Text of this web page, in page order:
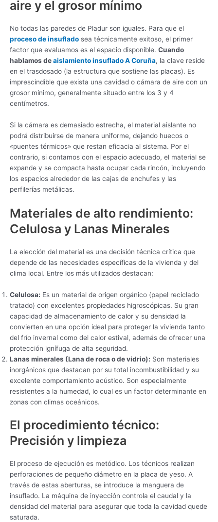
aire y el grosor mínimo
No todas las paredes de Pladur son iguales. Para que el
proceso de insuflado sea técnicamente exitoso, el primer
factor que evaluamos es el espacio disponible. Cuando
hablamos deaislamiento insuflado A Coruña, la clave reside
en el trasdosado (la estructura que sostiene las placas). Es
imprescindible que exista una cavidad o cámara de aire con un
grosor mínimo, generalmente situado entre los 3 y 4
centímetros.
Si la cámara es demasiado estrecha, el material aislante no
podrá distribuirse de manera uniforme, dejando huecos o
«puentes térmicos» que restan eficacia al sistema. Por el
contrario, si contamos con el espacio adecuado, el material se
expande y se compacta hasta ocupar cada rincón, incluyendo
los espacios alrededor de las cajas de enchufes y las
perfilerías metálicas.
Materiales de alto rendimiento:
Celulosa y Lanas Minerales
La elección del material es una decisión técnica crítica que
depende de las necesidades específicas de la vivienda y del
clima local. Entre los más utilizados destacan:
Celulosa: Es un material de origen orgánico (papel reciclado
tratado) con excelentes propiedades higroscópicas. Su gran
capacidad de almacenamiento de calor y su densidad la
convierten en una opción ideal para proteger la vivienda tanto
del frío invernal como del calor estival, además de ofrecer una
protección ignífuga de alta seguridad.
Lanas minerales (Lana de roca o de vidrio): Son materiales
inorgánicos que destacan por su total incombustibilidad y su
excelente comportamiento acústico. Son especialmente
resistentes a la humedad, lo cual es un factor determinante en
zonas con climas oceánicos.
El procedimiento técnico:
Precisión y limpieza
El proceso de ejecución es metódico. Los técnicos realizan
perforaciones de pequeño diámetro en la placa de yeso. A
través de estas aberturas, se introduce la manguera de
insuflado. La máquina de inyección controla el caudal y la
densidad del material para asegurar que toda la cavidad quede
saturada.